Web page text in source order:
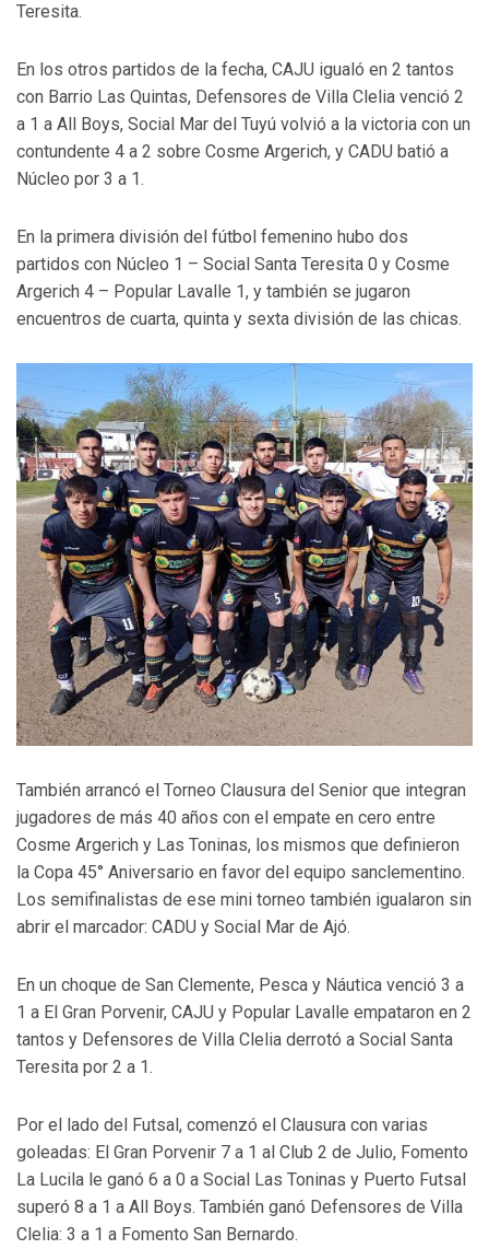
Teresita.
En los otros partidos de la fecha, CAJU igualó en 2 tantos
con Barrio Las Quintas, Defensores de Villa Clelia venció 2
a 1 a All Boys, Social Mar del Tuyú volvió a la victoria con un
contundente 4 a 2 sobre Cosme Argerich, y CADU batió a
Núcleo por 3 a 1.
En la primera división del fútbol femenino hubo dos
partidos con Núcleo 1 – Social Santa Teresita 0 y Cosme
Argerich 4 – Popular Lavalle 1, y también se jugaron
encuentros de cuarta, quinta y sexta división de las chicas.
También arrancó el Torneo Clausura del Senior que integran
jugadores de más 40 años con el empate en cero entre
Cosme Argerich y Las Toninas, los mismos que definieron
la Copa 45° Aniversario en favor del equipo sanclementino.
Los semifinalistas de ese mini torneo también igualaron sin
abrir el marcador: CADU y Social Mar de Ajó.
En un choque de San Clemente, Pesca y Náutica venció 3 a
1 a El Gran Porvenir, CAJU y Popular Lavalle empataron en 2
tantos y Defensores de Villa Clelia derrotó a Social Santa
Teresita por 2 a 1.
Por el lado del Futsal, comenzó el Clausura con varias
goleadas: El Gran Porvenir 7 a 1 al Club 2 de Julio, Fomento
La Lucila le ganó 6 a 0 a Social Las Toninas y Puerto Futsal
superó 8 a 1 a All Boys. También ganó Defensores de Villa
Clelia: 3 a 1 a Fomento San Bernardo.